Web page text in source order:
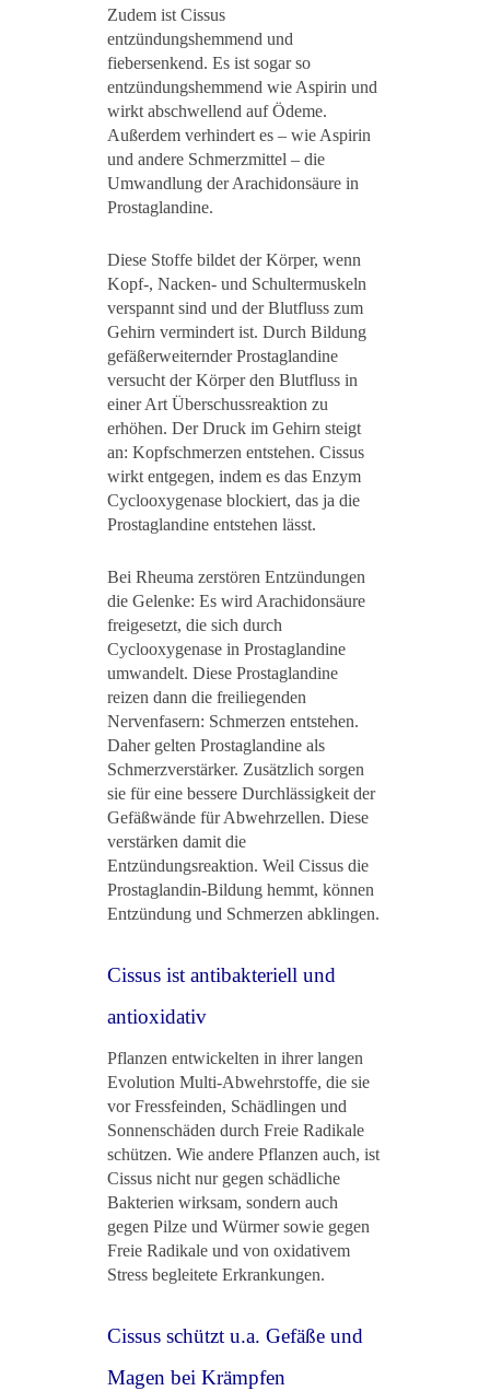
Zudem ist Cissus
entzündungshemmend und
fiebersenkend. Es ist sogar so
entzündungshemmend wie Aspirin und
wirkt abschwellend auf Ödeme.
Außerdem verhindert es – wie Aspirin
und andere Schmerzmittel – die
Umwandlung der Arachidonsäure in
Prostaglandine.
Diese Stoffe bildet der Körper, wenn
Kopf-, Nacken- und Schultermuskeln
verspannt sind und der Blutfluss zum
Gehirn vermindert ist. Durch Bildung
gefäßerweiternder Prostaglandine
versucht der Körper den Blutfluss in
einer Art Überschussreaktion zu
erhöhen. Der Druck im Gehirn steigt
an: Kopfschmerzen entstehen. Cissus
wirkt entgegen, indem es das Enzym
Cyclooxygenase blockiert, das ja die
Prostaglandine entstehen lässt.
Bei Rheuma zerstören Entzündungen
die Gelenke: Es wird Arachidonsäure
freigesetzt, die sich durch
Cyclooxygenase in Prostaglandine
umwandelt. Diese Prostaglandine
reizen dann die freiliegenden
Nervenfasern: Schmerzen entstehen.
Daher gelten Prostaglandine als
Schmerzverstärker. Zusätzlich sorgen
sie für eine bessere Durchlässigkeit der
Gefäßwände für Abwehrzellen. Diese
verstärken damit die
Entzündungsreaktion. Weil Cissus die
Prostaglandin-Bildung hemmt, können
Entzündung und Schmerzen abklingen.
Cissus ist antibakteriell und
antioxidativ
Pflanzen entwickelten in ihrer langen
Evolution Multi-Abwehrstoffe, die sie
vor Fressfeinden, Schädlingen und
Sonnenschäden durch Freie Radikale
schützen. Wie andere Pflanzen auch, ist
Cissus nicht nur gegen schädliche
Bakterien wirksam, sondern auch
gegen Pilze und Würmer sowie gegen
Freie Radikale und von oxidativem
Stress begleitete Erkrankungen.
Cissus schützt u.a. Gefäße und
Magen bei Krämpfen